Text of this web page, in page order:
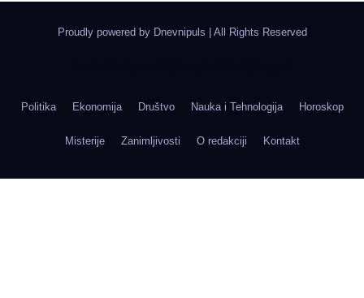
Proudly powered by Dnevnipuls All Rights Reserved
Politika Ekonomija Društvo Nauka i Tehnologija Horoskop
Misterije Zanimljivosti O redakciji Kontakt